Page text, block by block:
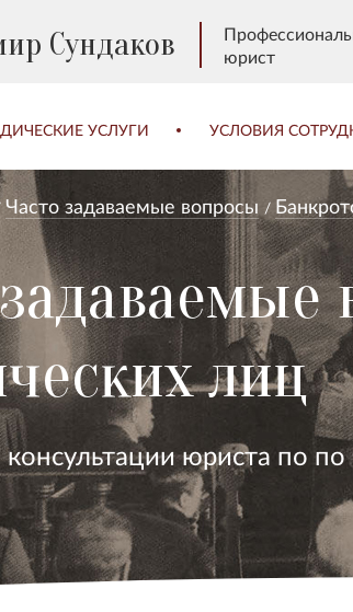
Сундаков
юрист
УСЛУГИ УСЛОВИЯ
Часто задаваемые вопросы
лиц
юриста по